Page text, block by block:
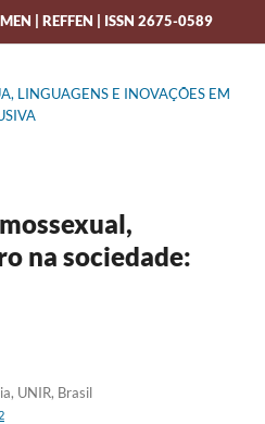
| REFFEN | ISSN 2675-0589
LINGUAGENS E INOVAÇÕES EM
na sociedade:
UNIR, Brasil